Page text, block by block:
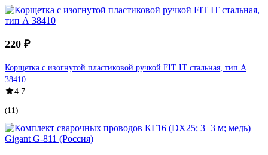
220 ₽
Корщетка с изогнутой пластиковой ручкой FIT IT стальная, тип А
38410
4.7
(11)